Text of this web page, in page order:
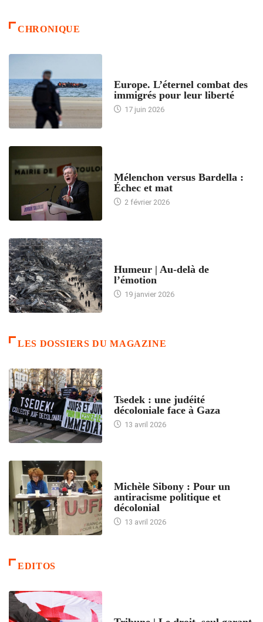
CHRONIQUE
Europe. L’éternel combat des
immigrés pour leur liberté
17 juin 2026
Mélenchon versus Bardella :
Échec et mat
2 février 2026
Humeur | Au-delà de
l’émotion
19 janvier 2026
LES DOSSIERS DU MAGAZINE
Tsedek : une judéité
décoloniale face à Gaza
13 avril 2026
Michèle Sibony : Pour un
antiracisme politique et
décolonial
13 avril 2026
EDITOS